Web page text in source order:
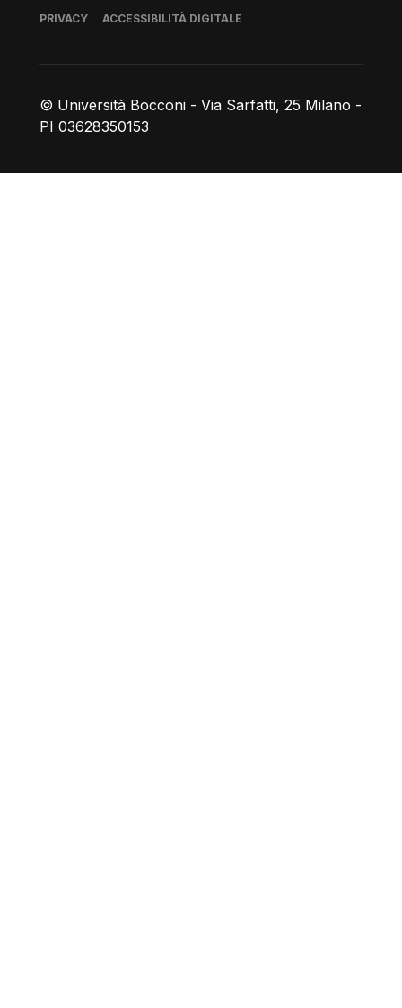
© Università Bocconi - Via Sarfatti, 25 Milano -
PI 03628350153
Piè di pagina
PRIVACY ACCESSIBILITÀ DIGITALE